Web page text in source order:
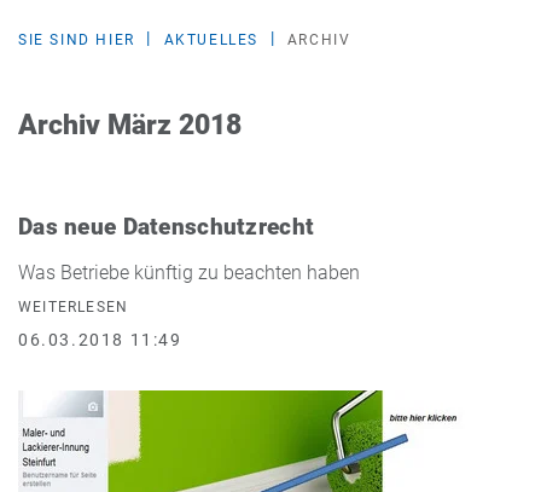
SIE SIND HIER AKTUELLES ARCHIV
Archiv März 2018
Das neue Datenschutzrecht
Was Betriebe künftig zu beachten haben
WEITERLESEN
06.03.2018 11:49